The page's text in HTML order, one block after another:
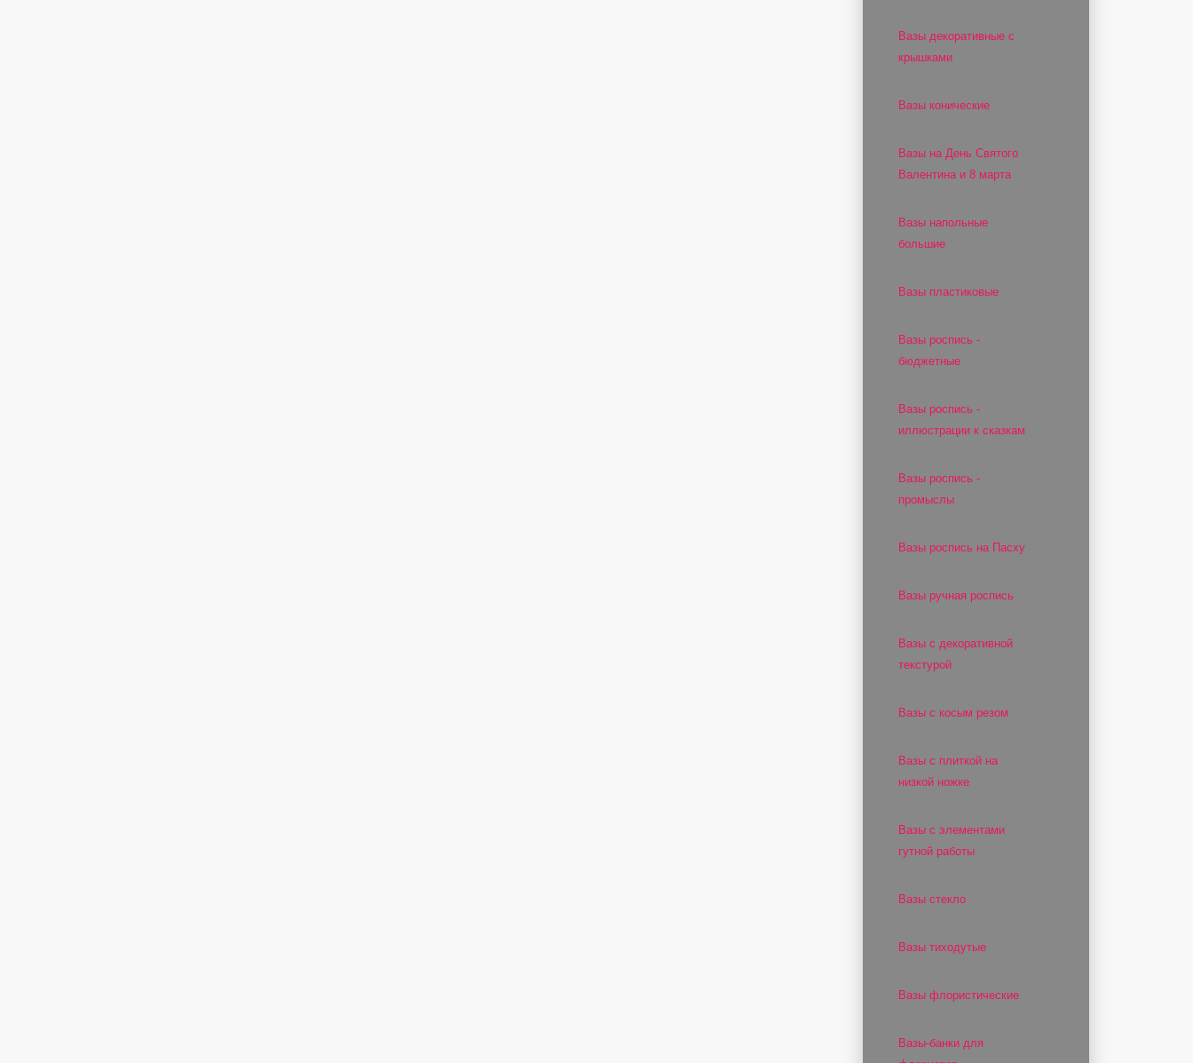
Вазы декоративные с
крышками
Вазы конические
Вазы на День Святого
Валентина и 8 марта
Вазы напольные
большие
Вазы пластиковые
Вазы роспись -
бюджетные
Вазы роспись -
иллюстрации к сказкам
Вазы роспись -
промыслы
Вазы роспись на Пасху
Вазы ручная роспись
Вазы с декоративной
текстурой
Вазы с косым резом
Вазы с плиткой на
низкой ножке
Вазы с элементами
гутной работы
Вазы стекло
Вазы тиходутые
Вазы флористические
Вазы-банки для